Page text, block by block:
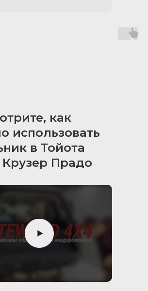
как
использовать
в Тойота
Прадо